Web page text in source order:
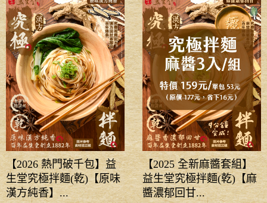
【2026 熱門破千包】益
生堂究極拌麵(乾)【原味
漢方純香】...
【2025 全新麻醬套組】
益生堂究極拌麵(乾)【麻
醬濃郁回甘...